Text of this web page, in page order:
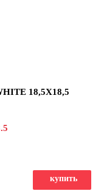
18,5X18,5
купить